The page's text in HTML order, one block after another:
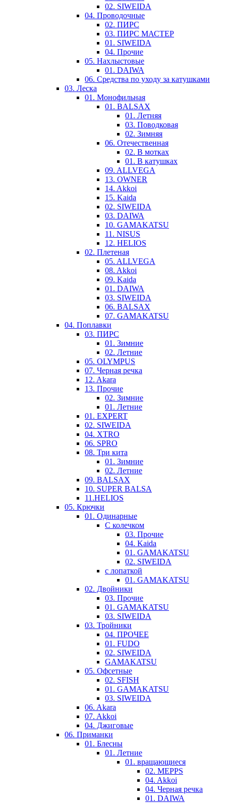
02. SIWEIDA
04. Проводочные
02. ПИРС
03. ПИРС МАСТЕР
01. SIWEIDA
04. Прочие
05. Нахлыстовые
01. DAIWA
06. Средства по уходу за катушками
03. Леска
01. Монофильная
01. BALSAX
01. Летняя
03. Поводковая
02. Зимняя
06. Отечественная
02. В мотках
01. В катушках
09. ALLVEGA
13. OWNER
14. Akkoi
15. Kaida
02. SIWEIDA
03. DAIWA
10. GAMAKATSU
11. NISUS
12. HELIOS
02. Плетеная
05. ALLVEGA
08. Akkoi
09. Kaida
01. DAIWA
03. SIWEIDA
06. BALSAX
07. GAMAKATSU
04. Поплавки
03. ПИРС
01. Зимние
02. Летние
05. OLYMPUS
07. Черная речка
12. Akara
13. Прочие
02. Зимние
01. Летние
01. EXPERT
02. SIWEIDA
04. XTRO
06. SPRO
08. Три кита
01. Зимние
02. Летние
09. BALSAX
10. SUPER BALSA
11.HELIOS
05. Крючки
01. Одинарные
С колечком
03. Прочие
04. Kaida
01. GAMAKATSU
02. SIWEIDA
с лопаткой
01. GAMAKATSU
02. Двойники
03. Прочие
01. GAMAKATSU
03. SIWEIDA
03. Тройники
04. ПРОЧЕЕ
01. FUDO
02. SIWEIDA
GAMAKATSU
05. Офсетные
02. SFISH
01. GAMAKATSU
03. SIWEIDA
06. Akara
07. Akkoi
04. Джиговые
06. Приманки
01. Блесны
01. Летние
01. вращающиеся
02. MEPPS
04. Akkoi
04. Черная речка
01. DAIWA